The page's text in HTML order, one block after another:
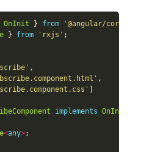
OnInit } from ' @angular/core
} from ' rxjs ' ;
' ,
' ,
' ]
implements OnInit
<any>;